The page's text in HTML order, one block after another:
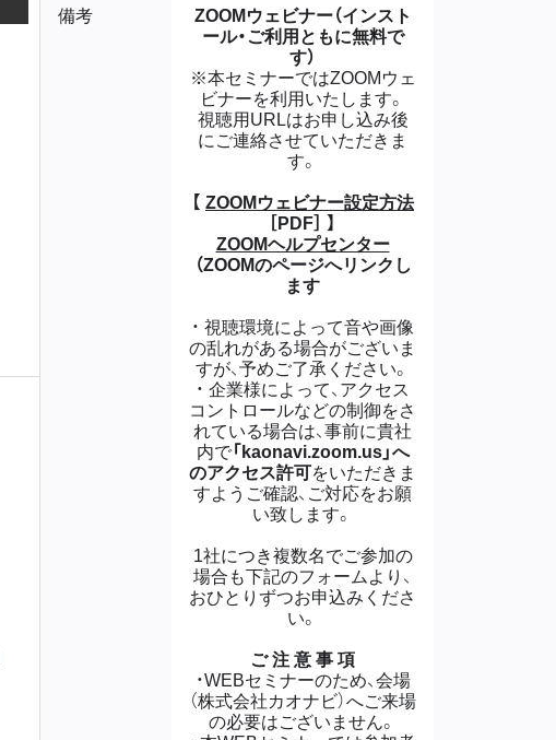
備考 ZOOMウェビナー（インスト
ール・ご利用ともに無料で
す）
※本セミナーではZOOMウェ
ビナーを利用いたします。
視聴用URLはお申し込み後
にご連絡させていただきま
す。
【 ZOOMウェビナー設定方法
［PDF］ 】
ZOOMヘルプセンター
（ZOOMのページへリンクし
ます
・ 視聴環境によって音や画像
の乱れがある場合がございま
すが、予めご了承ください。
・ 企業様によって、アクセス
コントロールなどの制御をさ
れている場合は、事前に貴社
内で「kaonavi.zoom.us」へ
のアクセス許可をいただきま
すようご確認、ご対応をお願
い致します。
1社につき複数名でご参加の
場合も下記のフォームより、
おひとりずつお申込みくださ
い。
ご 注 意 事 項
・WEBセミナーのため、会場
（株式会社カオナビ）へご来場
の必要はございません。